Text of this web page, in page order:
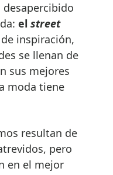
el street
inspiración,
se llenan de
sus mejores
moda tiene
resultan de
pero
en el mejor